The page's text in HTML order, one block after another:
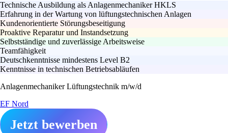
Technische Ausbildung als Anlagenmechaniker HKLS
Erfahrung in der Wartung von lüftungstechnischen Anlagen
Kundenorientierte Störungsbeseitigung
Proaktive Reparatur und Instandsetzung
Selbstständige und zuverlässige Arbeitsweise
Teamfähigkeit
Deutschkenntnisse mindestens Level B2
Kenntnisse in technischen Betriebsabläufen
Anlagenmechaniker Lüftungstechnik m/w/d
EF Nord
Jetzt bewerben